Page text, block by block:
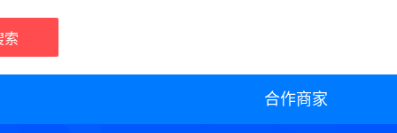
索
合作商家